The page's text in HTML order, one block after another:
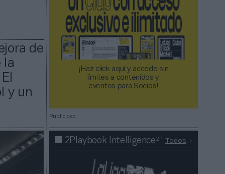
de
la
y un
¡Haz click aquí y accede sin
límites a contenidos y
eventos para Socios!​​​​​​​
Publicidad
2Playbook Intelligence2P Todos